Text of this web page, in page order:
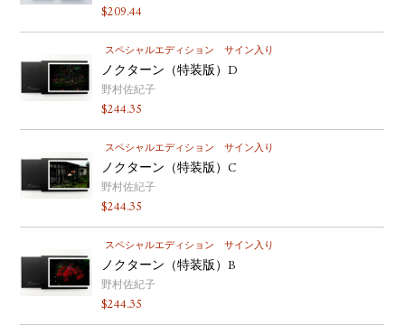
$209.44
スペシャルエディション サイン入り
ノクターン（特装版）D
野村佐紀子
$244.35
スペシャルエディション サイン入り
ノクターン（特装版）C
野村佐紀子
$244.35
スペシャルエディション サイン入り
ノクターン（特装版）B
野村佐紀子
$244.35